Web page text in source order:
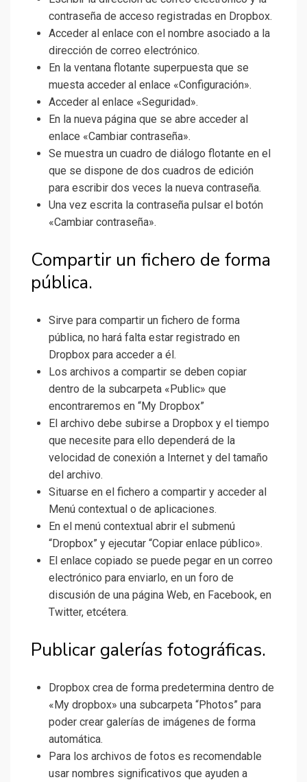
contraseña de acceso registradas en Dropbox.
Acceder al enlace con el nombre asociado a la
dirección de correo electrónico.
En la ventana flotante superpuesta que se
muesta acceder al enlace «Configuración».
Acceder al enlace «Seguridad».
En la nueva página que se abre acceder al
enlace «Cambiar contraseña».
Se muestra un cuadro de diálogo flotante en el
que se dispone de dos cuadros de edición
para escribir dos veces la nueva contraseña.
Una vez escrita la contraseña pulsar el botón
«Cambiar contraseña».
Compartir un fichero de forma
pública.
Sirve para compartir un fichero de forma
pública, no hará falta estar registrado en
Dropbox para acceder a él.
Los archivos a compartir se deben copiar
dentro de la subcarpeta «Public» que
encontraremos en “My Dropbox”
El archivo debe subirse a Dropbox y el tiempo
que necesite para ello dependerá de la
velocidad de conexión a Internet y del tamaño
del archivo.
Situarse en el fichero a compartir y acceder al
Menú contextual o de aplicaciones.
En el menú contextual abrir el submenú
“Dropbox” y ejecutar “Copiar enlace público».
El enlace copiado se puede pegar en un correo
electrónico para enviarlo, en un foro de
discusión de una página Web, en Facebook, en
Twitter, etcétera.
Publicar galerías fotográficas.
Dropbox crea de forma predetermina dentro de
«My dropbox» una subcarpeta “Photos” para
poder crear galerías de imágenes de forma
automática.
Para los archivos de fotos es recomendable
usar nombres significativos que ayuden a